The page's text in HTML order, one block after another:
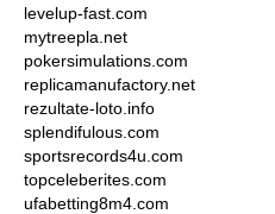
levelup-fast.com
mytreepla.net
pokersimulations.com
replicamanufactory.net
rezultate-loto.info
splendifulous.com
sportsrecords4u.com
topceleberites.com
ufabetting8m4.com